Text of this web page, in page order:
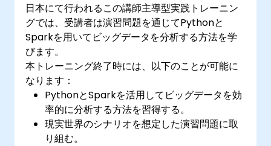
日本にて行われるこの講師主導型実践トレーニン
グでは、受講者は演習問題を通じてPythonと
Sparkを用いてビッグデータを分析する方法を学
びます。
本トレーニング終了時には、以下のことが可能に
なります：
PythonとSparkを活用してビッグデータを効
率的に分析する方法を習得する。
現実世界のシナリオを想定した演習問題に取
り組む。